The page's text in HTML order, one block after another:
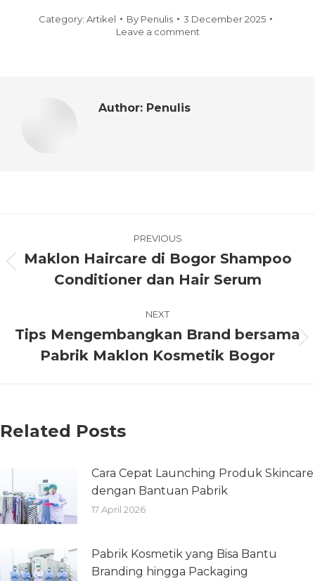
Category: Artikel By Penulis
3 December 2025
Leave a comment
Author: Penulis
PREVIOUS
Maklon Haircare di Bogor Shampoo
Conditioner dan Hair Serum
NEXT
Tips Mengembangkan Brand bersama
Pabrik Maklon Kosmetik Bogor
Related Posts
Cara Cepat Launching Produk Skincare
dengan Bantuan Pabrik
17 April 2026
Pabrik Kosmetik yang Bisa Bantu
Branding hingga Packaging